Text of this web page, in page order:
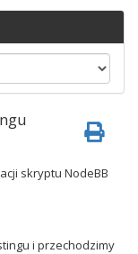
skryptu NodeBB
i przechodzimy